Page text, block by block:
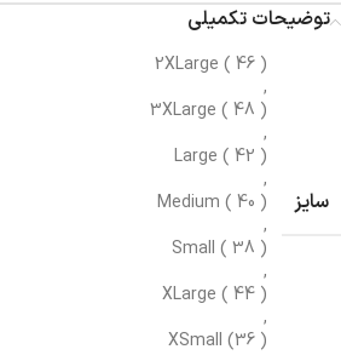
توضیحات تکمیلی
سایز
2XLarge ( 46 )
,
3XLarge ( 48 )
,
Large ( 42 )
,
Medium ( 40 )
,
Small ( 38 )
,
XLarge ( 44 )
,
XSmall (36 )